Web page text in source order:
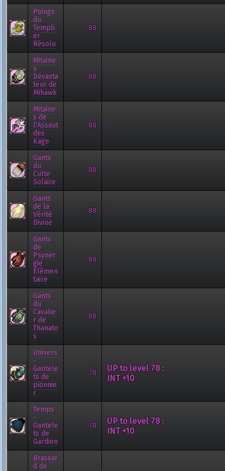
Poings
du
Templi
er
Résolu
88 -
Mitaine
s
Dévasta
teur de
Mihawk
88 -
Mitaine
s de
l'Assaut
des
Kage
88 -
Gants
du
Culte
Solaire
88 -
Gants
de la
Vérité
Divine
88 -
Gants
de
Psyner
gie
Élémen
taire
88 -
Gants
du
Cavalie
r de
Thanato
s
88 -
Univers
-
Gantele
ts de
pionnie
r
78
UP to level 78 :
INT +10
Temps
-
Gantele
ts de
Gardien
78
UP to level 78 :
INT +10
Brassar
d de